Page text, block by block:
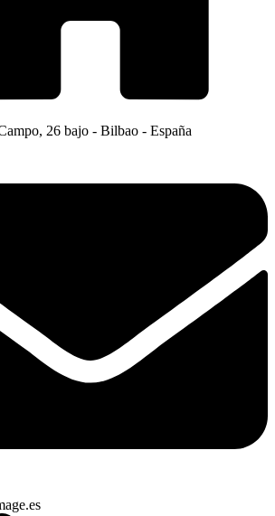
26 bajo - Bilbao - España